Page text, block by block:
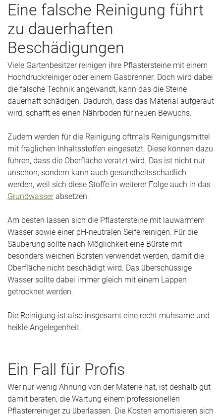
Eine falsche Reinigung führt
zu dauerhaften
Beschädigungen
Viele Gartenbesitzer reinigen ihre Pflastersteine mit einem
Hochdruckreiniger oder einem Gasbrenner. Doch wird dabei
die falsche Technik angewandt, kann das die Steine
dauerhaft schädigen. Dadurch, dass das Material aufgeraut
wird, schafft es einen Nährboden für neuen Bewuchs.
Zudem werden für die Reinigung oftmals Reinigungsmittel
mit fraglichen Inhaltsstoffen eingesetzt. Diese können dazu
führen, dass die Oberfläche verätzt wird. Das ist nicht nur
unschön, sondern kann auch gesundheitsschädlich
werden, weil sich diese Stoffe in weiterer Folge auch in das
Grundwasserabsetzen.
Am besten lassen sich die Pflastersteine mit lauwarmem
Wasser sowie einer pH-neutralen Seife reinigen. Für die
Säuberung sollte nach Möglichkeit eine Bürste mit
besonders weichen Borsten verwendet werden, damit die
Oberfläche nicht beschädigt wird. Das überschüssige
Wasser sollte dabei immer gleich mit einem Lappen
getrocknet werden.
Die Reinigung ist also insgesamt eine recht mühsame und
heikle Angelegenheit.
Ein Fall für Profis
Wer nur wenig Ahnung von der Materie hat, ist deshalb gut
damit beraten, die Wartung einem professionellen
Pflasterreiniger zu überlassen. Die Kosten amortisieren sich